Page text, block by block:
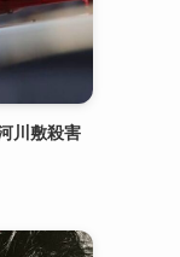
川敷殺害